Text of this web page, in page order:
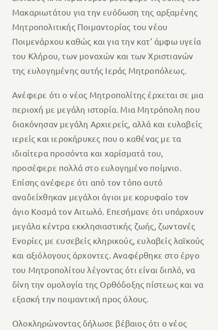
Μακαριωτάτου για την ευόδωση της αρξαμένης
Μητροπολιτικής Ποιμαντορίας του νέου
Ποιμενάρχου καθώς και για την κατ’ άμφω υγεία
του Κλήρου, των μοναχών και των Χριστιανών
της ευλογημένης αυτής Ιεράς Μητροπόλεως.
Ανέφερε ότι ο νέος Μητροπολίτης έρχεται σε μια
περιοχή με μεγάλη ιστορία. Μια Μητρόπολη που
διακόνησαν μεγάλη Αρχιερείς, αλλά και ευλαβείς
ιερείς και ιεροκήρυκες που ο καθένας με τα
ιδιαίτερα προσόντα και χαρίσματά του,
προσέφερε πολλά στο ευλογημένο ποίμνιο.
Επίσης ανέφερε ότι από τον τόπο αυτό
αναδείχθηκαν μεγάλοι άγιοι με κορυφαίο τον
άγιο Κοσμά τον Αιτωλό. Επεσήμανε ότι υπάρχουν
μεγάλα κέντρα εκκλησιαστικής ζωής, ζωντανές
Ενορίες με ευσεβείς κληρικούς, ευλαβείς λαϊκούς
και αξιόλογους άρχοντες. Αναφέρθηκε στο έργο
του Μητροπολίτου λέγοντας ότι είναι διπλό, να
δίνη την ομολογία της Ορθόδοξης πίστεως και να
εξασκή την ποιμαντική προς όλους.
Ολοκληρώνοντας δήλωσε βέβαιος ότι ο νέος